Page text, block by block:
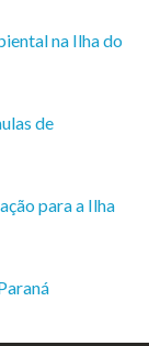
na Ilha do
de
para a Ilha